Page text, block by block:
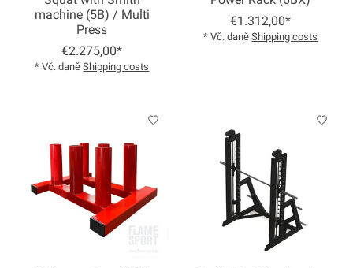
machine (5B) / Multi
Press
€2.275,00*
* Vč. daněShipping costs
€1.312,00*
* Vč. daněShipping costs